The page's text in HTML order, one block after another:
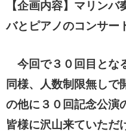
【企画内容】マリン
バとピアノのコンサー
今回で３０回目とな
同様、人数制限無しで
の他に３０回記念公演
皆様に沢山来ていただ